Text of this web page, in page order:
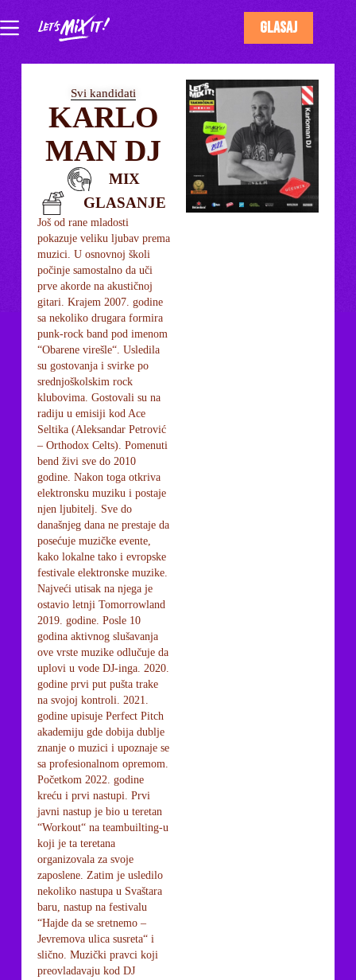
GLASAJ
Svi kandidati
KARLO
MAN DJ
MIX
GLASANJE
Još od rane mladosti
pokazuje veliku ljubav prema
muzici. U osnovnoj školi
počinje samostalno da uči
prve akorde na akustičnoj
gitari. Krajem 2007. godine
sa nekoliko drugara formira
punk-rock band pod imenom
“Obarene virešle“. Usledila
su gostovanja i svirke po
srednjoškolskim rock
klubovima. Gostovali su na
radiju u emisiji kod Ace
Seltika (Aleksandar Petrović
– Orthodox Celts). Pomenuti
bend živi sve do 2010
godine. Nakon toga otkriva
elektronsku muziku i postaje
njen ljubitelj. Sve do
današnjeg dana ne prestaje da
posećuje muzičke evente,
kako lokalne tako i evropske
festivale elektronske muzike.
Najveći utisak na njega je
ostavio letnji Tomorrowland
2019. godine. Posle 10
godina aktivnog slušavanja
ove vrste muzike odlučuje da
uplovi u vode DJ-inga. 2020.
godine prvi put pušta trake
na svojoj kontroli. 2021.
godine upisuje Perfect Pitch
akademiju gde dobija dublje
znanje o muzici i upoznaje se
sa profesionalnom opremom.
Početkom 2022. godine
kreću i prvi nastupi. Prvi
javni nastup je bio u teretan
“Workout“ na teambuilting-u
koji je ta teretana
organizovala za svoje
zaposlene. Zatim je usledilo
nekoliko nastupa u Svaštara
baru, nastup na festivalu
“Hajde da se sretnemo –
Jevremova ulica susreta“ i
slično. Muzički pravci koji
preovladavaju kod DJ